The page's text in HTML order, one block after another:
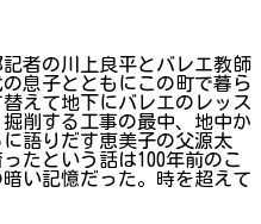
者の川上良平とバレエ教師
息子とともにこの町で暮ら
えて地下にバレエのレッス
削する工事の最中、地中か
語りだす恵美子の父源太
たという話は100年前のこ
い記憶だった。時を超えて